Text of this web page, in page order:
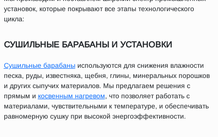
установок, которые покрывают все этапы технологического
цикла:
СУШИЛЬНЫЕ БАРАБАНЫ И УСТАНОВКИ
Сушильные барабаны используются для снижения влажности
песка, руды, известняка, щебня, глины, минеральных порошков
и других сыпучих материалов. Мы предлагаем решения с
прямым и косвенным нагревом, что позволяет работать с
материалами, чувствительными к температуре, и обеспечивать
равномерную сушку при высокой энергоэффективности.